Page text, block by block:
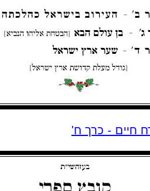
חיים - כרך ח'